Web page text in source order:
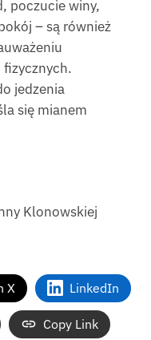
poczucie winy,
– są również
fizycznych.
jedzenia
się mianem
Klonowskiej
X LinkedIn
Copy Link